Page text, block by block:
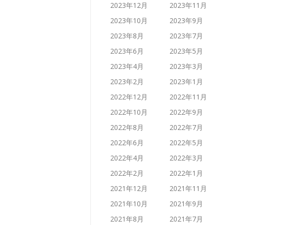
2023年12月
2023年11月
2023年10月
2023年9月
2023年8月
2023年7月
2023年6月
2023年5月
2023年4月
2023年3月
2023年2月
2023年1月
2022年12月
2022年11月
2022年10月
2022年9月
2022年8月
2022年7月
2022年6月
2022年5月
2022年4月
2022年3月
2022年2月
2022年1月
2021年12月
2021年11月
2021年10月
2021年9月
2021年8月
2021年7月